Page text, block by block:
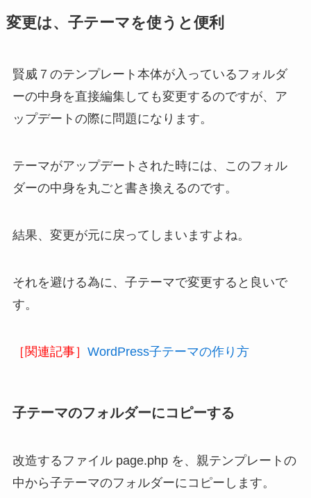
変更は、子テーマを使うと便利
賢威７のテンプレート本体が入っているフォルダ
ーの中身を直接編集しても変更するのですが、ア
ップデートの際に問題になります。
テーマがアップデートされた時には、このフォル
ダーの中身を丸ごと書き換えるのです。
結果、変更が元に戻ってしまいますよね。
それを避ける為に、子テーマで変更すると良いで
す。
［関連記事］ WordPress子テーマの作り方
子テーマのフォルダーにコピーする
改造するファイル page.php を、親テンプレートの
中から子テーマのフォルダーにコピーします。